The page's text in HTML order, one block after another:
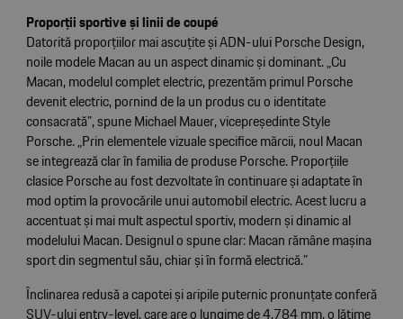
Proporții sportive și linii de coupé
Datorită proporțiilor mai ascuțite și ADN-ului Porsche Design,
noile modele Macan au un aspect dinamic și dominant. „Cu
Macan, modelul complet electric, prezentăm primul Porsche
devenit electric, pornind de la un produs cu o identitate
consacrată", spune Michael Mauer, vicepreședinte Style
Porsche. „Prin elementele vizuale specifice mărcii, noul Macan
se integrează clar în familia de produse Porsche. Proporțiile
clasice Porsche au fost dezvoltate în continuare și adaptate în
mod optim la provocările unui automobil electric. Acest lucru a
accentuat și mai mult aspectul sportiv, modern și dinamic al
modelului Macan. Designul o spune clar: Macan rămâne mașina
sport din segmentul său, chiar și în formă electrică.”
Înclinarea redusă a capotei și aripile puternic pronunțate conferă
SUV-ului entry-level, care are o lungime de 4.784 mm, o lățime